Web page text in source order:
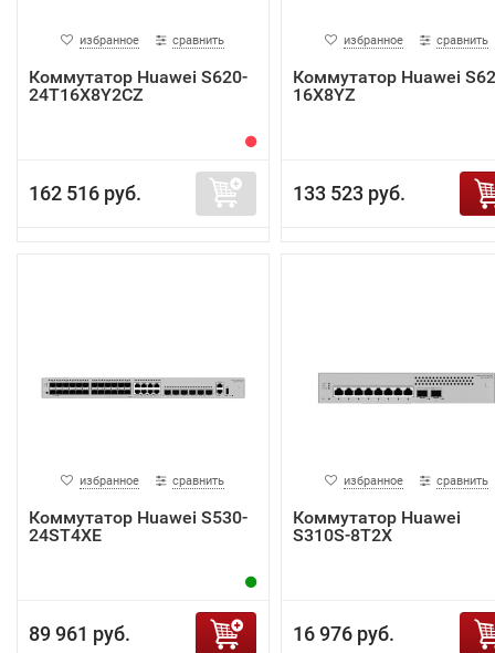
избранное сравнить
Коммутатор Huawei S620-
24T16X8Y2CZ
162 516 руб.
избранное сравнить
Коммутатор Huawei
16X8YZ
133 523 руб.
избранное сравнить
Коммутатор Huawei S530-
24ST4XE
89 961 руб.
избранное сравнить
Коммутатор Huawei
S310S-8T2X
16 976 руб.